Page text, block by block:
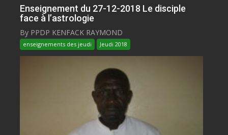
Enseignement du 27-12-2018 Le disciple
face à l’astrologie
By PPDP KENFACK RAYMOND
enseignements des jeudi Jeudi 2018